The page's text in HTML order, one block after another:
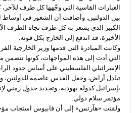
العبارات القاسية التي وجّهها كل طرف
بين الدولتين. وأضافت أن الشعور في أوساط
الكبير الذي يشعر به كل طرف تجاه الطرف
الأخيرة، قد اندفع إلى الخارج بكل قوته.
وكانت المبادرة التي قدمها وزير الخارجية
التي أدت إلى هذه المواجهات، كونها تتضمن
تبادل أراض، وجعل القدس عاصمة للدولتين،
بإسرائيل كدولة يهودية، وتحديد جدول زمني
مؤتمر سلام دولي.
ولفتت «هآرتس» إلى أن فابيوس استجاب